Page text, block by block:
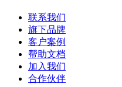
联系我们
旗下品牌
客户案例
帮助文档
加入我们
合作伙伴